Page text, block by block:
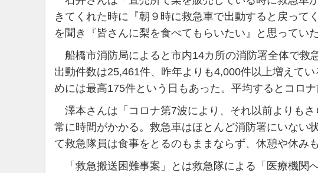
きてくれた時に『朝９時に救急車で出動すると戻って
を聞き『皆さんに梨を食べてもらいたい』と思ってい
船橋市消防局によると市内14カ所の消防署全体で救
出動件数は25,461件、昨年よりも4,000件以上増えて
めには最高175件という日もあった。平均するとコロ
澤本さんは「コロナ第7波により、それ以前よりも
常に時間がかかる。救急車はほとんど消防署にいない
て救急隊員は食事をとるのもままならず、休憩や休み
「救急搬送困難事案」とは救急隊による「医療機関